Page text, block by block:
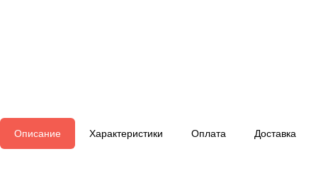
Описание Характеристики Оплата Доставка